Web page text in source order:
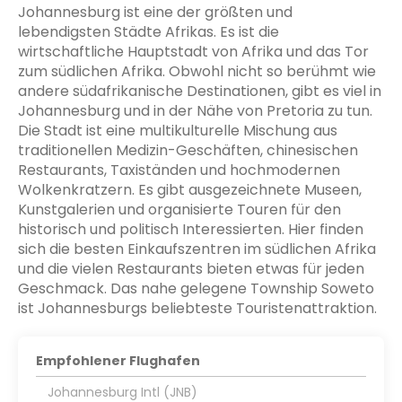
Johannesburg ist eine der größten und
lebendigsten Städte Afrikas. Es ist die
wirtschaftliche Hauptstadt von Afrika und das Tor
zum südlichen Afrika. Obwohl nicht so berühmt wie
andere südafrikanische Destinationen, gibt es viel in
Johannesburg und in der Nähe von Pretoria zu tun.
Die Stadt ist eine multikulturelle Mischung aus
traditionellen Medizin-Geschäften, chinesischen
Restaurants, Taxiständen und hochmodernen
Wolkenkratzern. Es gibt ausgezeichnete Museen,
Kunstgalerien und organisierte Touren für den
historisch und politisch Interessierten. Hier finden
sich die besten Einkaufszentren im südlichen Afrika
und die vielen Restaurants bieten etwas für jeden
Geschmack. Das nahe gelegene Township Soweto
ist Johannesburgs beliebteste Touristenattraktion.
Empfohlener Flughafen
Johannesburg Intl (JNB)